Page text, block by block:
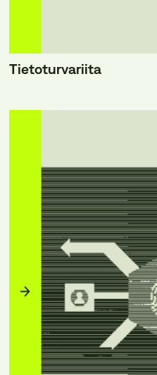
Tietoturvariita